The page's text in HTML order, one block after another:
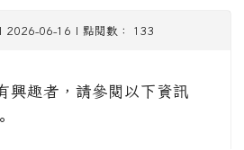
| 2026-06-16 | 點閱數： 133
興趣者，請參閱以下資訊